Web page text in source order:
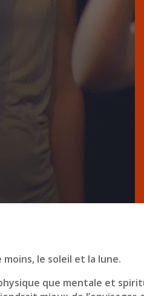
moins, le soleil et la lune.
que mentale et